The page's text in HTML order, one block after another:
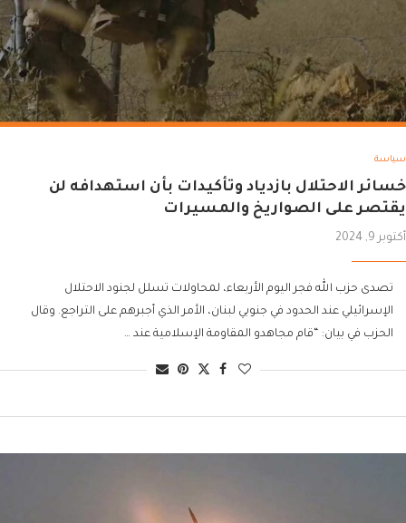
سياسة
خسائر الاحتلال بازدياد وتأكيدات بأن استهدافه لن
يقتصر على الصواريخ والمسيرات
أكتوبر 9, 2024
تصدى حزب الله فجر اليوم الأربعاء، لمحاولات تسلل لجنود الاحتلال
الإسرائيلي عند الحدود في جنوبي لبنان، الأمر الذي أجبرهم على التراجع. وقال
الحزب في بيان: “قام مجاهدو المقاومة الإسلامية عند …